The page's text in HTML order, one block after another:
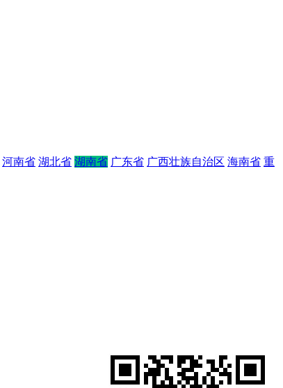
河南省 湖北省 湖南省 广东省 广西壮族自治区 海南省 重